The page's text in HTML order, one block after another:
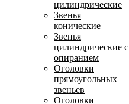
цилиндрические
Звенья
конические
Звенья
цилиндрические с
опиранием
Оголовки
прямоугольных
звеньев
Оголовки